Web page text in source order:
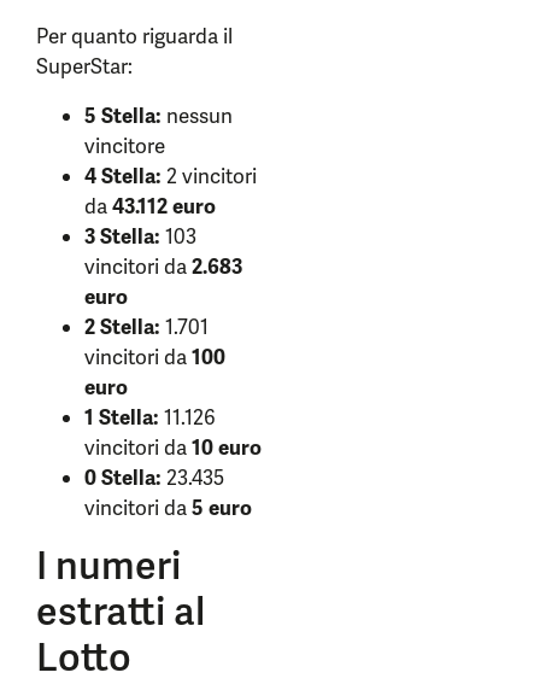
Per quanto riguarda il
SuperStar:
5 Stella: nessun
vincitore
4 Stella: 2 vincitori
da43.112 euro
3 Stella: 103
vincitori da2.683
euro
2 Stella: 1.701
vincitori da100
euro
1 Stella: 11.126
vincitori da10 euro
0 Stella: 23.435
vincitori da5 euro
I numeri
estratti al
Lotto